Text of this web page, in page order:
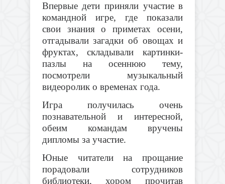
Впервые дети приняли участие в
командной игре, где показали
свои знания о приметах осени,
отгадывали загадки об овощах и
фруктах, складывали картинки-
пазлы на осеннюю тему,
посмотрели музыкальный
видеоролик о временах года.
Игра получилась очень
познавательной и интересной,
обеим командам вручены
дипломы за участие.
Юные читатели на прощание
порадовали сотрудников
библиотеки, хором прочитав